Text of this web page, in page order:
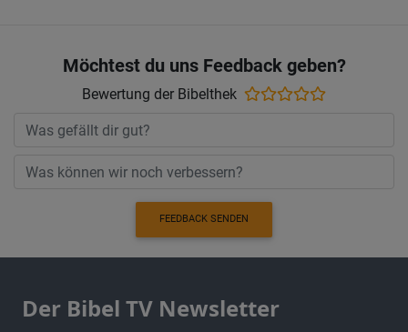
Möchtest du uns Feedback geben?
Bewertung der Bibelthek
FEEDBACK SENDEN
Der Bibel TV Newsletter